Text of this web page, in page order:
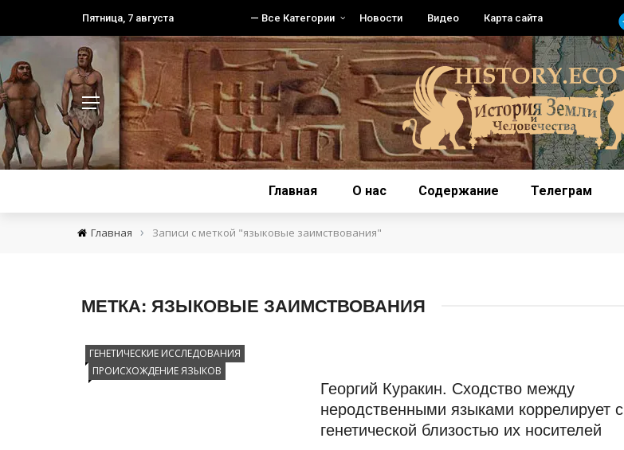
Пятница, 7 августа — Все Категории Новости Видео Карта сайта
Главная О нас Содержание Телеграм
Главная › Записи с меткой "языковые заимствования"
МЕТКА: ЯЗЫКОВЫЕ ЗАИМСТВОВАНИЯ
ГЕНЕТИЧЕСКИЕ ИССЛЕДОВАНИЯ
ПРОИСХОЖДЕНИЕ ЯЗЫКОВ
Георгий Куракин. Сходство между
неродственными языками коррелирует с
генетической близостью их носителей